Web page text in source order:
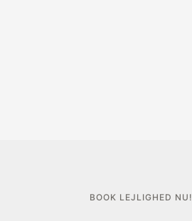
BOOK LEJLIGHED NU!